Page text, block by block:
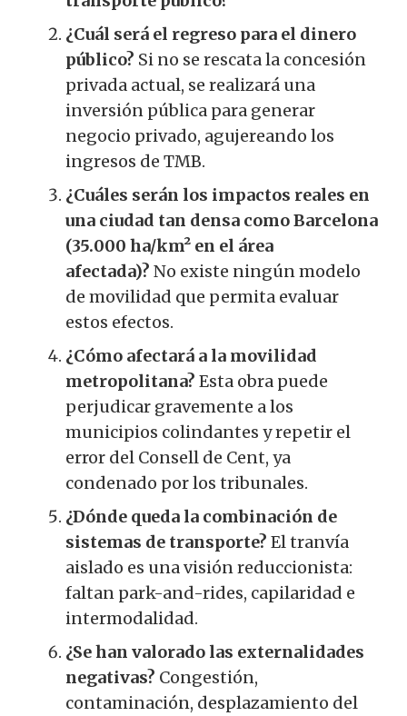
¿Cuál será el regreso para el dinero
público? Si no se rescata la concesión
privada actual, se realizará una
inversión pública para generar
negocio privado, agujereando los
ingresos de TMB.
¿Cuáles serán los impactos reales en
una ciudad tan densa como Barcelona
(35.000 ha/km² en el área
afectada)? No existe ningún modelo
de movilidad que permita evaluar
estos efectos.
¿Cómo afectará a la movilidad
metropolitana? Esta obra puede
perjudicar gravemente a los
municipios colindantes y repetir el
error del Consell de Cent, ya
condenado por los tribunales.
¿Dónde queda la combinación de
sistemas de transporte? El tranvía
aislado es una visión reduccionista:
faltan park-and-rides, capilaridad e
intermodalidad.
¿Se han valorado las externalidades
negativas? Congestión,
contaminación, desplazamiento del